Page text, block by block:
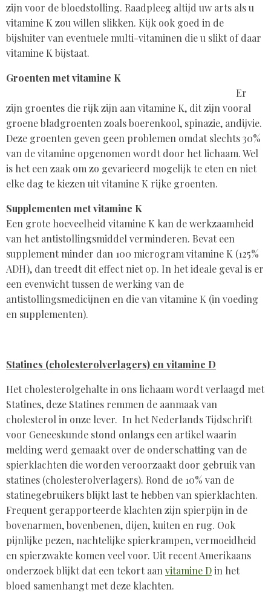
zijn voor de bloedstolling. Raadpleeg altijd uw arts als u
vitamine K zou willen slikken. Kijk ook goed in de
bijsluiter van eventuele multi-vitaminen die u slikt of daar
vitamine K bijstaat.
Groenten met vitamine K
Er
zijn groentes die rijk zijn aan vitamine K, dit zijn vooral
groene bladgroenten zoals boerenkool, spinazie, andijvie.
Deze groenten geven geen problemen omdat slechts 30%
van de vitamine opgenomen wordt door het lichaam. Wel
is het een zaak om zo gevarieerd mogelijk te eten en niet
elke dag te kiezen uit vitamine K rijke groenten.
Supplementen met vitamine K
Een grote hoeveelheid vitamine K kan de werkzaamheid
van het antistollingsmiddel verminderen. Bevat een
supplement minder dan 100 microgram vitamine K (125%
ADH), dan treedt dit effect niet op. In het ideale geval is er
een evenwicht tussen de werking van de
antistollingsmedicijnen en die van vitamine K (in voeding
en supplementen).
Statines (cholesterolverlagers) en vitamine D
Het cholesterolgehalte in ons lichaam wordt verlaagd met
Statines, deze Statines remmen de aanmaak van
cholesterol in onze lever. In het Nederlands Tijdschrift
voor Geneeskunde stond onlangs een artikel waarin
melding werd gemaakt over de onderschatting van de
spierklachten die worden veroorzaakt door gebruik van
statines (cholesterolverlagers). Rond de 10% van de
statinegebruikers blijkt last te hebben van spierklachten.
Frequent gerapporteerde klachten zijn spierpijn in de
bovenarmen, bovenbenen, dijen, kuiten en rug. Ook
pijnlijke pezen, nachtelijke spierkrampen, vermoeidheid
en spierzwakte komen veel voor. Uit recent Amerikaans
onderzoek blijkt dat een tekort aanvitamine Din het
bloed samenhangt met deze klachten.